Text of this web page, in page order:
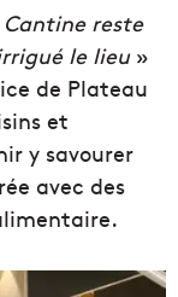
reste
le lieu»
de Plateau
et
y savourer
avec des